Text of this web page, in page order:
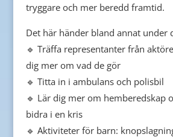
tryggare och mer beredd framtid.
Det här händer bland annat under
🔹 Träffa representanter från
dig mer om vad de gör
🔹 Titta in i ambulans och polisbil
🔹 Lär dig mer om hemberedskap
bidra i en kris
🔹 Aktiviteter för barn: